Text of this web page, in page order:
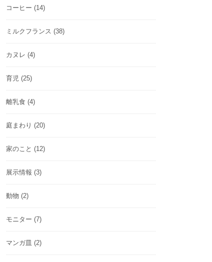
コーヒー (14)
ミルクフランス (38)
カヌレ (4)
育児 (25)
離乳食 (4)
庭まわり (20)
家のこと (12)
展示情報 (3)
動物 (2)
モニター (7)
マンガ皿 (2)